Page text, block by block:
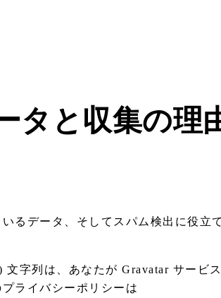
タと収集の理
るデータ、そしてスパム検出に役立
字列は、あなたが Gravatar サービ
ライバシーポリシーは